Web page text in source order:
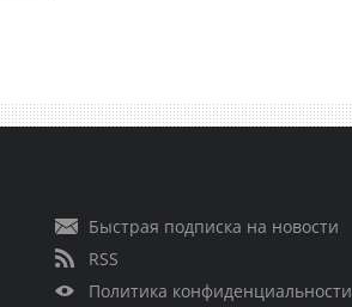
Быстрая подписка на новости
RSS
Политика конфиденциальности